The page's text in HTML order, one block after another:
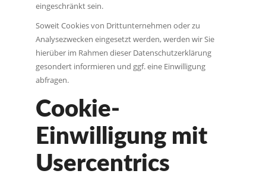
eingeschränkt sein.
Soweit Cookies von Drittunternehmen oder zu
Analysezwecken eingesetzt werden, werden wir Sie
hierüber im Rahmen dieser Datenschutzerklärung
gesondert informieren und ggf. eine Einwilligung
abfragen.
Cookie-
Einwilligung mit
Usercentrics